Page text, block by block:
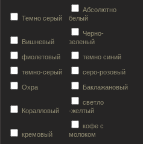
Темно серый
Абсолютно
белый
Вишневый
Черно-
зеленый
фиолетовый темно синий
темно-серый серо-розовый
Охра Баклажановый
Коралловый
светло
-желтый
кремовый
кофе с
молоком